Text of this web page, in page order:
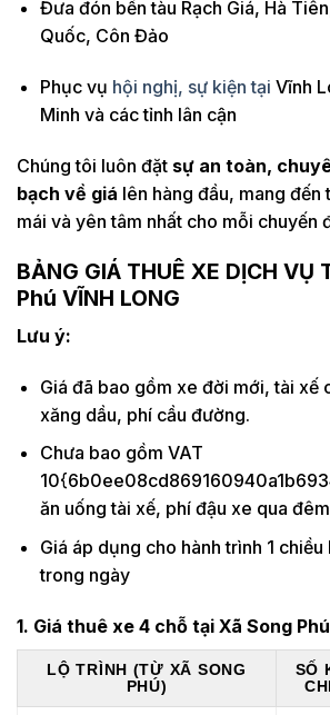
Đưa đón bến tàu Rạch Giá, Hà
Quốc, Côn Đảo
Phục vụ hội nghị, sự kiện tại Vĩnh
Minh và các tỉnh lân cận
Chúng tôi luôn đặt sự an toàn,
bạch về giá lên hàng đầu, mang đến
mái và yên tâm nhất cho mỗi chuyến
BẢNG GIÁ THUÊ XE DỊCH VỤ
Phú VĨNH LONG
Lưu ý:
Giá đã bao gồm xe đời mới, tài xế
xăng dầu, phí cầu đường.
Chưa bao gồm VAT
ăn uống tài xế, phí đậu xe qua
Giá áp dụng cho hành trình 1
trong ngày
1. Giá thuê xe 4 chỗ tại Xã Song
LỘ TRÌNH (TỪ XÃ SONG
PHÚ)
SỐ